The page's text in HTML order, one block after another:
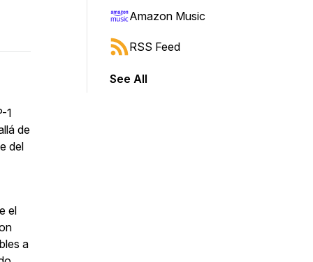
1
de
del
el
a
Amazon Music
RSS Feed
See All